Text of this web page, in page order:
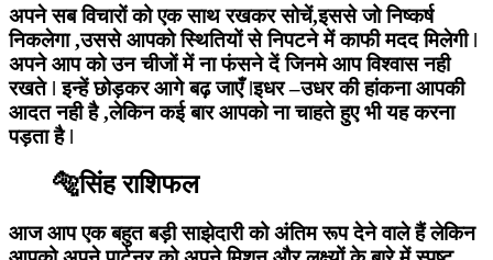
अपने सब विचारों को एक साथ रखकर सोचें,इससे जो निष्कर्ष
निकलेगा ,उससे आपको स्थितियों से निपटने में काफी मदद मिलेगी ǀ
अपने आप को उन चीजों में ना फंसने दें जिनमे आप विश्वास नही
रखते ǀ इन्हें छोड़कर आगे बढ़ जाएँ ǀइधर –उधर की हांकना आपकी
आदत नही है ,लेकिन कई बार आपको ना चाहते हुए भी यह करना
पड़ता है ǀ
🐅सिंह राशिफल
आज आप एक बहुत बड़ी साझेदारी को अंतिम रूप देने वाले हैं लेकिन